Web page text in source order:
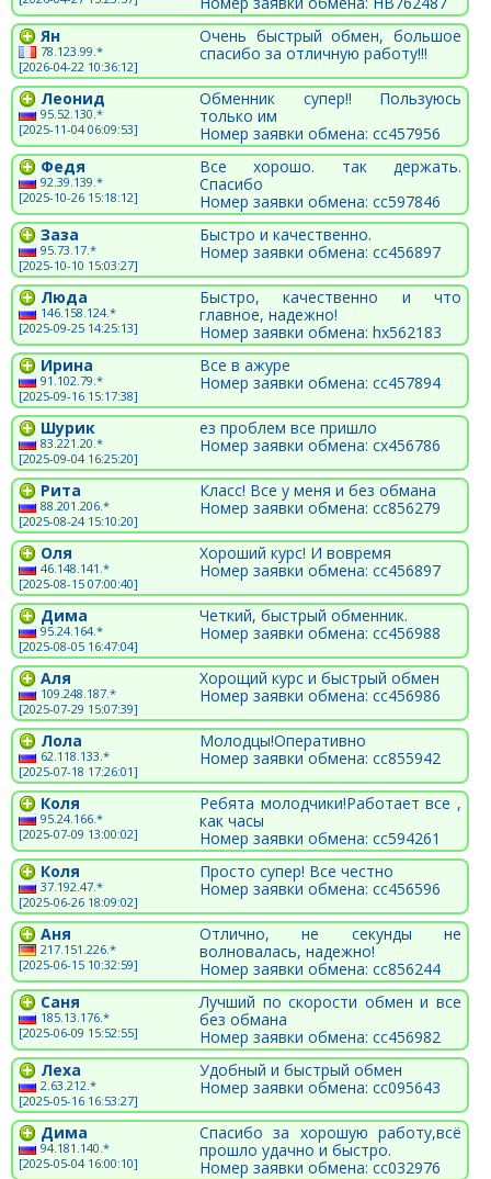
Ян
78.123.99.*
[2026-04-22 10:36:12]
Очень быстрый обмен, большое
спасибо за отличную работу!!!
Леонид
95.52.130.*
[2025-11-04 06:09:53]
Обменник супер!! Пользуюсь
только им
Номер заявки обмена: cc457956
Федя
92.39.139.*
[2025-10-26 15:18:12]
Все хорошо. так держать.
Спасибо
Номер заявки обмена: cc597846
Заза
95.73.17.*
[2025-10-10 15:03:27]
Быстро и качественно.
Номер заявки обмена: cc456897
Люда
146.158.124.*
[2025-09-25 14:25:13]
Быстро, качественно и что
главное, надежно!
Номер заявки обмена: hx562183
Ирина
91.102.79.*
[2025-09-16 15:17:38]
Все в ажуре
Номер заявки обмена: cc457894
Шурик
83.221.20.*
[2025-09-04 16:25:20]
ез проблем все пришло
Номер заявки обмена: cx456786
Рита
88.201.206.*
[2025-08-24 15:10:20]
Класс! Все у меня и без обмана
Номер заявки обмена: cc856279
Оля
46.148.141.*
[2025-08-15 07:00:40]
Хороший курс! И вовремя
Номер заявки обмена: cc456897
Дима
95.24.164.*
[2025-08-05 16:47:04]
Четкий, быстрый обменник.
Номер заявки обмена: cc456988
Аля
109.248.187.*
[2025-07-29 15:07:39]
Хорощий курс и быстрый обмен
Номер заявки обмена: cc456986
Лола
62.118.133.*
[2025-07-18 17:26:01]
Молодцы!Оперативно
Номер заявки обмена: cc855942
Коля
95.24.166.*
[2025-07-09 13:00:02]
Ребята молодчики!Работает все ,
как часы
Номер заявки обмена: cc594261
Коля
37.192.47.*
[2025-06-26 18:09:02]
Просто супер! Все честно
Номер заявки обмена: cc456596
Аня
217.151.226.*
[2025-06-15 10:32:59]
Отлично, не секунды не
волновалась, надежно!
Номер заявки обмена: cc856244
Саня
185.13.176.*
[2025-06-09 15:52:55]
Лучший по скорости обмен и все
без обмана
Номер заявки обмена: cc456982
Леха
2.63.212.*
[2025-05-16 16:53:27]
Удобный и быстрый обмен
Номер заявки обмена: cc095643
Дима
94.181.140.*
[2025-05-04 16:00:10]
Спасибо за хорошую работу,всё
прошло удачно и быстро.
Номер заявки обмена: cc032976